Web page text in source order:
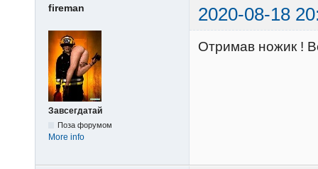
fireman 2020-08-18
Завсегдатай
Поза форумом
More info
Отримав ножик !